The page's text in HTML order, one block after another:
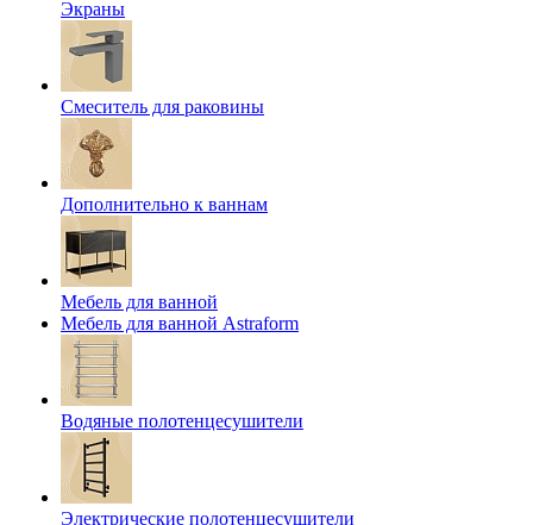
Экраны
Смеситель для раковины
Дополнительно к ваннам
Мебель для ванной
Мебель для ванной Astraform
Водяные полотенцесушители
Электрические полотенцесушители